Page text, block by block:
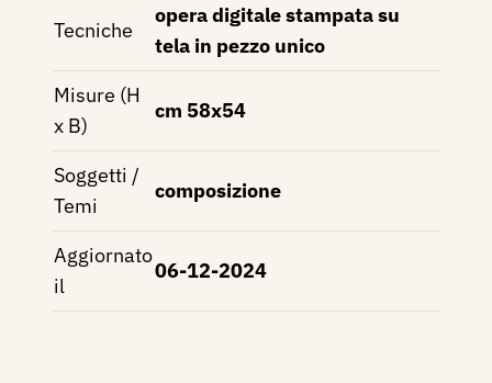
Tecniche
opera digitale stampata su
tela in pezzo unico
Misure (H
x B)
cm 58x54
Soggetti /
Temi
composizione
Aggiornato
il
06-12-2024